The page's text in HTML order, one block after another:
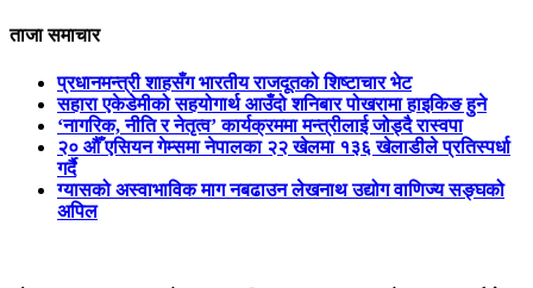
ताजा समाचार
प्रधानमन्त्री शाहसँग भारतीय राजदूतको शिष्टाचार भेट
सहारा एकेडेमीको सहयोगार्थ आउँदो शनिबार पोखरामा हाइकिङ हुने
‘नागरिक, नीति र नेतृत्व’ कार्यक्रममा मन्त्रीलाई जोड्दै रास्वपा
२० औँ एसियन गेम्समा नेपालका २२ खेलमा १३६ खेलाडीले प्रतिस्पर्धा
गर्दै
ग्यासको अस्वाभाविक माग नबढाउन लेखनाथ उद्योग वाणिज्य सङ्घको
अपिल